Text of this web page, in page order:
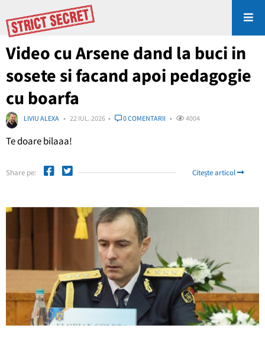
Video cu Arsene dand la buci in
sosete si facand apoi pedagogie
cu boarfa
LIVIU ALEXA 22 IUL. 2026 0 COMENTARII 4004
Te doare bilaaa!
Share pe: Citește articol